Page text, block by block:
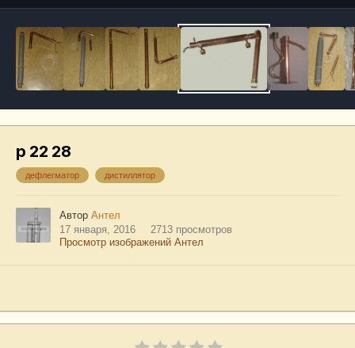
р 22 28
дефлегматор дистиллятор
Автор Антел
17 января, 2016
2713 просмотров
Просмотр изображений Антел